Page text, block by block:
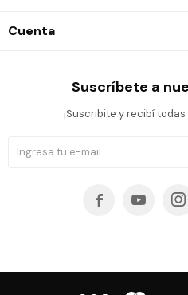
Cuenta
Suscríbete a
¡Suscribite y recibí
  